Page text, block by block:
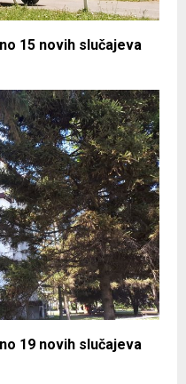
15 novih slučajeva
19 novih slučajeva